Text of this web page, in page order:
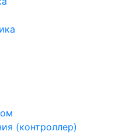
(контроллер)